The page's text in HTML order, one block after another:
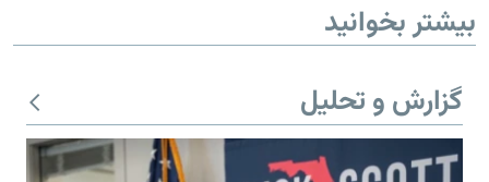
بیشتر بخوانید
گزارش و تحلیل